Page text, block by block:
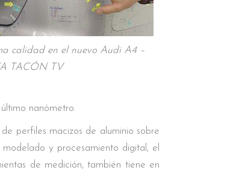
calidad en el nuevo Audi A4 –
TACÓN TV
nanómetro.
perfiles macizos de aluminio sobre
y procesamiento digital, el
de medición, también tiene en